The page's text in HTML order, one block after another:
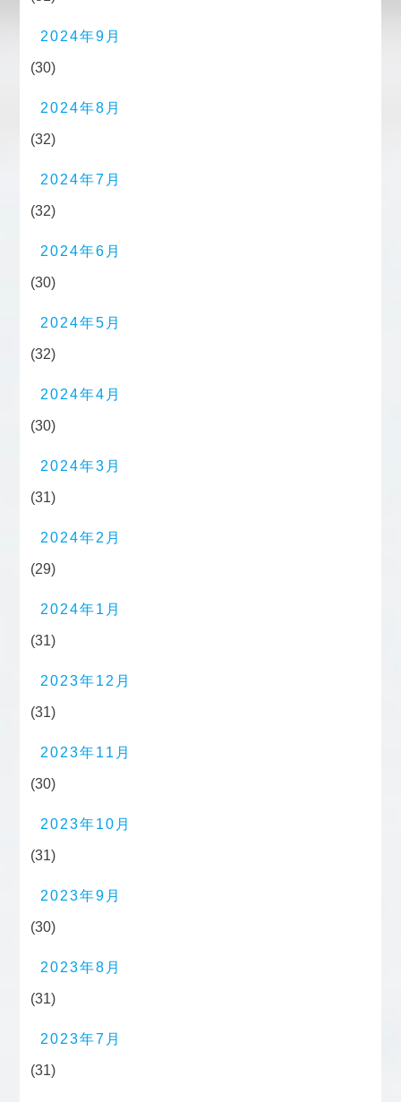
2024年9月
(30)
2024年8月
(32)
2024年7月
(32)
2024年6月
(30)
2024年5月
(32)
2024年4月
(30)
2024年3月
(31)
2024年2月
(29)
2024年1月
(31)
2023年12月
(31)
2023年11月
(30)
2023年10月
(31)
2023年9月
(30)
2023年8月
(31)
2023年7月
(31)